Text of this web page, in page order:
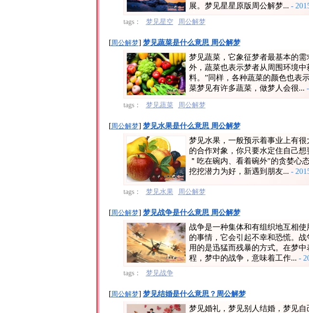
展。梦见星星原版周公解梦... -
tags： 梦见星空 周公解梦
[周公解梦] 梦见蔬菜是什么意思 周公解梦
梦见蔬菜，它象征梦者最基本的
外，蔬菜也表示梦者从周围环境
料。”同样，各种蔬菜的颜色也表
菜梦见有许多蔬菜，做梦人会很...
tags： 梦见蔬菜 周公解梦
[周公解梦] 梦见水果是什么意思 周公解梦
梦见水果，一般预示着事业上有
的合作对象，你只要水定住自己
＂吃在碗内、看着碗外″的贪婪心
挖挖潜力为好，新遇到朋友... -
tags： 梦见水果 周公解梦
[周公解梦] 梦见战争是什么意思 周公解梦
战争是一种集体和有组织地互相
的事情，它会引起不幸和恐慌。
用的是迅猛而残暴的方式。在梦
程，梦中的战争，意味着工作... -
tags： 梦见战争
[周公解梦] 梦见结婚是什么意思？周公解梦
梦见婚礼，梦见别人结婚，梦见